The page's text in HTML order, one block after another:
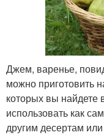
Джем, варенье,
можно приготовить
которых вы
использовать как
другим десертам